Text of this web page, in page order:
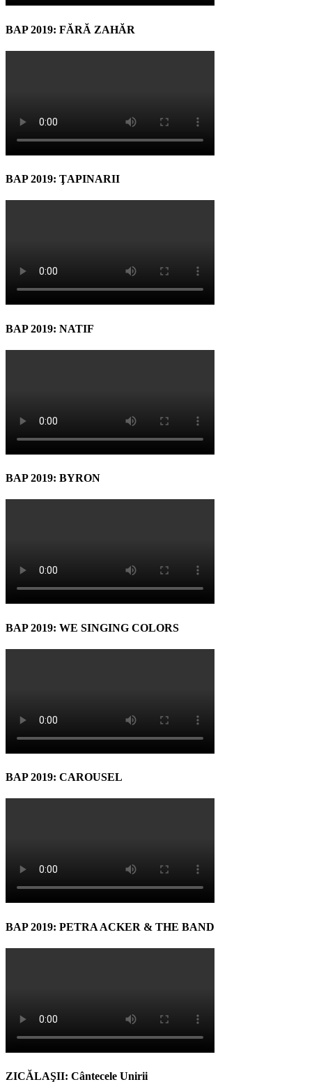
BAP 2019: FĂRĂ ZAHĂR
BAP 2019: ŢAPINARII
BAP 2019: NATIF
BAP 2019: BYRON
BAP 2019: WE SINGING COLORS
BAP 2019: CAROUSEL
BAP 2019: PETRA ACKER & THE BAND
ZICĂLAŞII: Cântecele Unirii